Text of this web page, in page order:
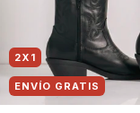
2X1
ENVÍO GRATIS